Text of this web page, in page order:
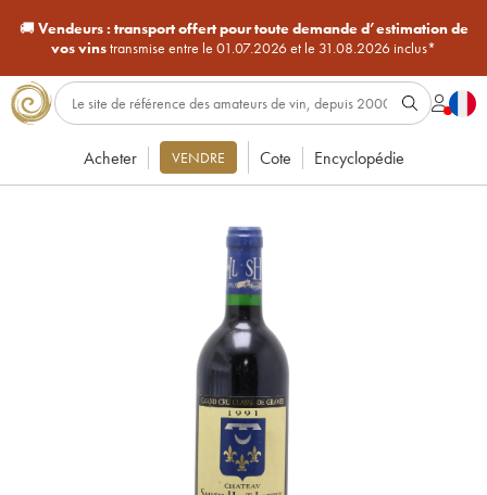
🚚Vendeurs : transport offert pour toute demande d’estimation de
vos vinstransmise entre le 01.07.2026 et le 31.08.2026 inclus*
Acheter VENDRE Cote Encyclopédie